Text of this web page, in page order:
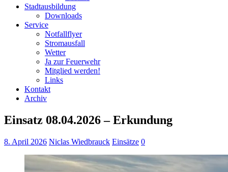
Stadtausbildung
Downloads
Service
Notfallflyer
Stromausfall
Wetter
Ja zur Feuerwehr
Mitglied werden!
Links
Kontakt
Archiv
Einsatz 08.04.2026 – Erkundung
8. April 2026 Niclas Wiedbrauck Einsätze 0